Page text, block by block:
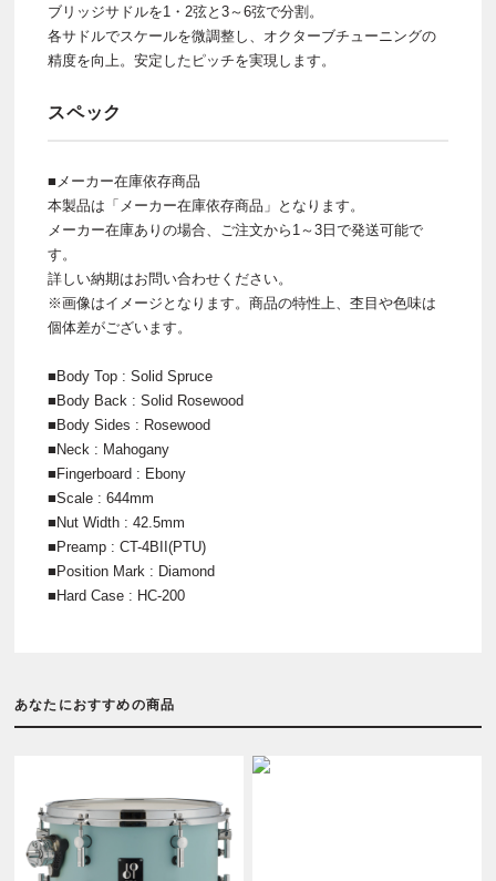
ブリッジサドルを1・2弦と3～6弦で分割。
各サドルでスケールを微調整し、オクターブチューニングの
精度を向上。安定したピッチを実現します。
スペック
■メーカー在庫依存商品
本製品は「メーカー在庫依存商品」となります。
メーカー在庫ありの場合、ご注文から1～3日で発送可能で
す。
詳しい納期はお問い合わせください。
※画像はイメージとなります。商品の特性上、杢目や色味は
個体差がございます。
■Body Top : Solid Spruce
■Body Back : Solid Rosewood
■Body Sides : Rosewood
■Neck : Mahogany
■Fingerboard : Ebony
■Scale : 644mm
■Nut Width : 42.5mm
■Preamp : CT-4BII(PTU)
■Position Mark : Diamond
■Hard Case : HC-200
あなたにおすすめの商品